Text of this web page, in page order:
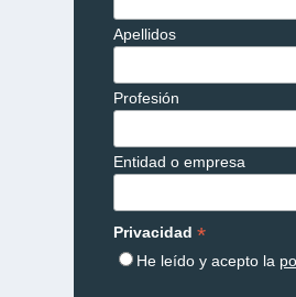
Apellidos
Profesión
Entidad o empresa
Privacidad*
He leído y acepto la